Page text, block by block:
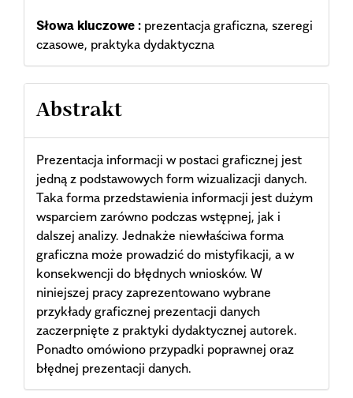
Słowa kluczowe : prezentacja graficzna, szeregi
czasowe, praktyka dydaktyczna
Abstrakt
Prezentacja informacji w postaci graficznej jest
jedną z podstawowych form wizualizacji danych.
Taka forma przedstawienia informacji jest dużym
wsparciem zarówno podczas wstępnej, jak i
dalszej analizy. Jednakże niewłaściwa forma
graficzna może prowadzić do mistyfikacji, a w
konsekwencji do błędnych wniosków. W
niniejszej pracy zaprezentowano wybrane
przykłady graficznej prezentacji danych
zaczerpnięte z praktyki dydaktycznej autorek.
Ponadto omówiono przypadki poprawnej oraz
błędnej prezentacji danych.